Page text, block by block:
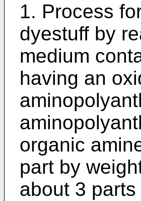
1. Process
dyestuff by
medium
having an
organic
part by
about 3